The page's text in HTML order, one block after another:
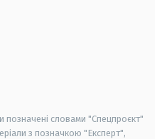
позначені словами "Спецпроєкт"
з позначкою "Експерт",